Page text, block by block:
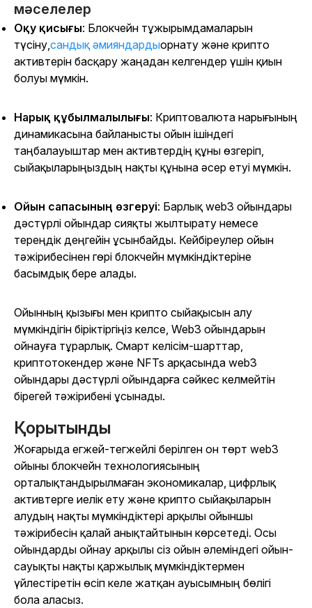
мәселелер
Оқу қисығы: Блокчейн тұжырымдамаларын
түсіну,сандық әмияндардыорнату және крипто
активтерін басқару жаңадан келгендер үшін қиын
болуы мүмкін.
Нарық құбылмалылығы: Криптовалюта нарығының
динамикасына байланысты ойын ішіндегі
таңбалауыштар мен активтердің құны өзгеріп,
сыйақыларыңыздың нақты құнына әсер етуі мүмкін.
Ойын сапасының өзгеруі: Барлық web3 ойындары
дәстүрлі ойындар сияқты жылтырату немесе
тереңдік деңгейін ұсынбайды. Кейбіреулер ойын
тәжірибесінен гөрі блокчейн мүмкіндіктеріне
басымдық бере алады.
Ойынның қызығы мен крипто сыйақысын алу
мүмкіндігін біріктіргіңіз келсе, Web3 ойындарын
ойнауға тұрарлық. Смарт келісім-шарттар,
криптотокендер және NFTs арқасында web3
ойындары дәстүрлі ойындарға сәйкес келмейтін
бірегей тәжірибені ұсынады.
Қорытынды
Жоғарыда егжей-тегжейлі берілген он төрт web3
ойыны блокчейн технологиясының
орталықтандырылмаған экономикалар, цифрлық
активтерге иелік ету және крипто сыйақыларын
алудың нақты мүмкіндіктері арқылы ойыншы
тәжірибесін қалай анықтайтынын көрсетеді. Осы
ойындарды ойнау арқылы сіз ойын әлеміндегі ойын-
сауықты нақты қаржылық мүмкіндіктермен
үйлестіретін өсіп келе жатқан ауысымның бөлігі
бола аласыз.